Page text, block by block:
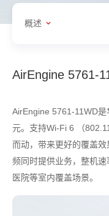
概述
AirEngine 5761-
AirEngine 5761-11WD
元。支持Wi-Fi 6 （
而动，带来更好的覆盖
频同时提供业务，整机速
医院等室内覆盖场景。